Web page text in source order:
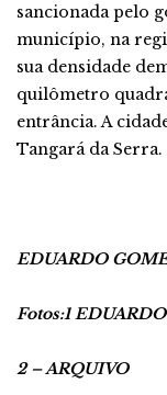
sancionada pelo
município, na
sua densidade
quilômetro
entrância. A
Tangará da Serra.
EDUARDO
Fotos:1
2 – ARQUIVO